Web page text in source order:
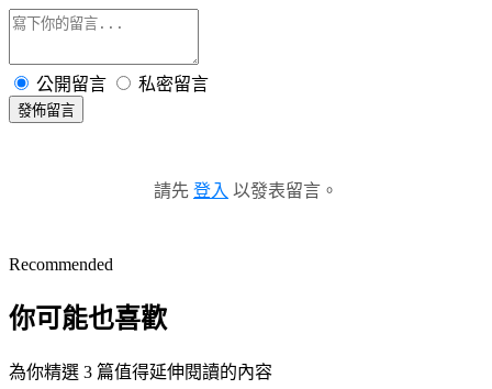
公開留言 私密留言
發佈留言
請先 登入 以發表留言。
Recommended
你可能也喜歡
為你精選 3 篇值得延伸閱讀的內容